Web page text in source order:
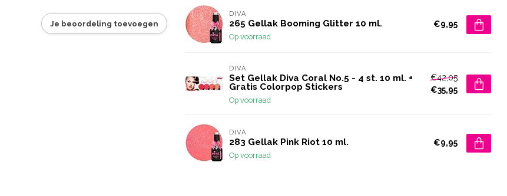
Je beoordeling toevoegen
DIVA
265 Gellak Booming Glitter 10 ml.
Op voorraad
€9,95
DIVA
Set Gellak Diva Coral No.5 - 4 st. 10 ml. +
Gratis Colorpop Stickers
Op voorraad
€42,05
€35,95
DIVA
283 Gellak Pink Riot 10 ml.
Op voorraad
€9,95